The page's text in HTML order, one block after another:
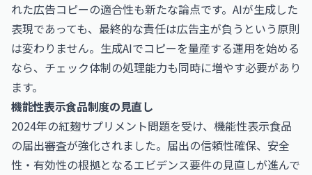
れた広告コピーの適合性も新たな論点です。AIが生成した
表現であっても、最終的な責任は広告主が負うという原則
は変わりません。生成AIでコピーを量産する運用を始める
なら、チェック体制の処理能力も同時に増やす必要があり
ます。
機能性表示食品制度の見直し
2024年の紅麹サプリメント問題を受け、機能性表示食品
の届出審査が強化されました。届出の信頼性確保、安全
性・有効性の根拠となるエビデンス要件の見直しが進んで